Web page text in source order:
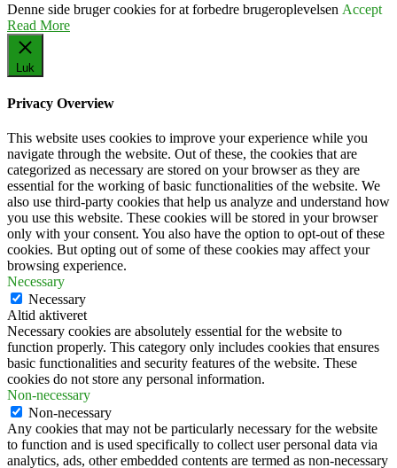
Denne side bruger cookies for at forbedre brugeroplevelsen Accept
Read More
Luk
Privacy Overview
This website uses cookies to improve your experience while you
navigate through the website. Out of these, the cookies that are
categorized as necessary are stored on your browser as they are
essential for the working of basic functionalities of the website. We
also use third-party cookies that help us analyze and understand how
you use this website. These cookies will be stored in your browser
only with your consent. You also have the option to opt-out of these
cookies. But opting out of some of these cookies may affect your
browsing experience.
Necessary
Necessary
Altid aktiveret
Necessary cookies are absolutely essential for the website to
function properly. This category only includes cookies that ensures
basic functionalities and security features of the website. These
cookies do not store any personal information.
Non-necessary
Non-necessary
Any cookies that may not be particularly necessary for the website
to function and is used specifically to collect user personal data via
analytics, ads, other embedded contents are termed as non-necessary